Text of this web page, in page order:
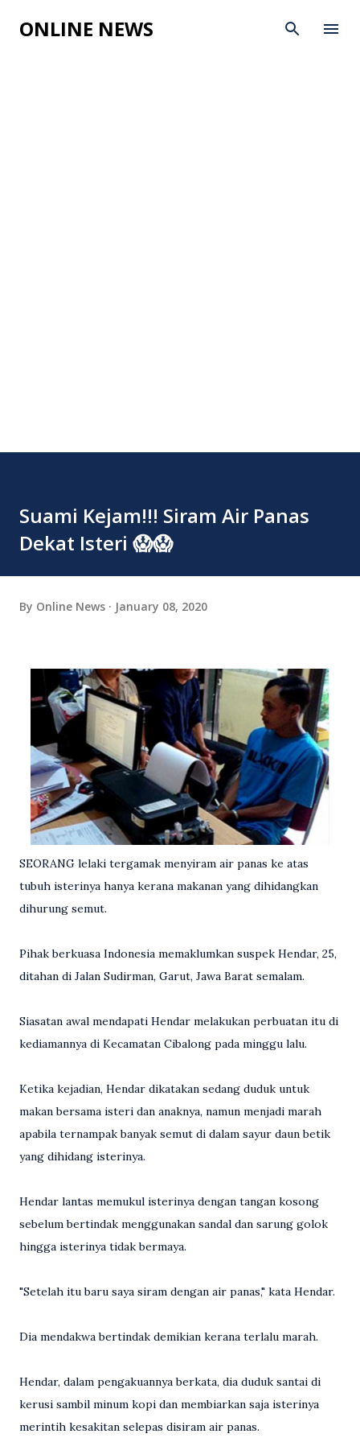
Skip to main content
ONLINE NEWS
Suami Kejam!!! Siram Air Panas
Dekat Isteri 😱😱
By Online News January 08, 2020
SEORANG lelaki tergamak menyiram air panas ke atas
tubuh isterinya hanya kerana makanan yang dihidangkan
dihurung semut.
Pihak berkuasa Indonesia memaklumkan suspek Hendar, 25,
ditahan di Jalan Sudirman, Garut, Jawa Barat semalam.
Siasatan awal mendapati Hendar melakukan perbuatan itu di
kediamannya di Kecamatan Cibalong pada minggu lalu.
Ketika kejadian, Hendar dikatakan sedang duduk untuk
makan bersama isteri dan anaknya, namun menjadi marah
apabila ternampak banyak semut di dalam sayur daun betik
yang dihidang isterinya.
Hendar lantas memukul isterinya dengan tangan kosong
sebelum bertindak menggunakan sandal dan sarung golok
hingga isterinya tidak bermaya.
"Setelah itu baru saya siram dengan air panas," kata Hendar.
Dia mendakwa bertindak demikian kerana terlalu marah.
Hendar, dalam pengakuannya berkata, dia duduk santai di
kerusi sambil minum kopi dan membiarkan saja isterinya
merintih kesakitan selepas disiram air panas.